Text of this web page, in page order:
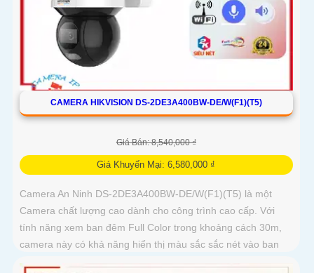
CAMERA HIKVISION DS-2DE3A400BW-DE/W(F1)(T5)
Giá Bán: 8,540,000 ₫
Giá Khuyến Mại: 6,580,000 ₫
Camera An Ninh DS-2DE3A400BW-DE/W(F1)(T5) là một
Camera chất lượng cao dành cho công trình cao cấp. Với
tính năng xem ban đêm Full Color trong khoảng cách 30m,
camera này có khả năng hiển thị màu sắc sắc nét vào ban
đêm